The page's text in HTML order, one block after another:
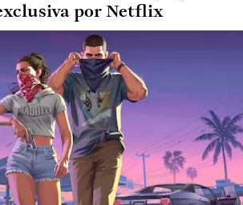
por Netflix